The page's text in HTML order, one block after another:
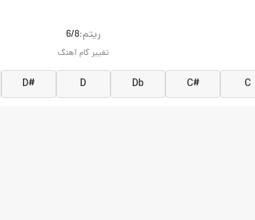
ريتم:6/8
تغییر گام آهنگ
C
C#
Db
D
D#